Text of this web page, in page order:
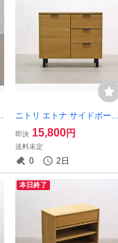
ニトリ エトナ サイドボード
収納 引き出し 本棚 飾り棚
ャビネット キッチン リビン
グ/北欧アクタス無印ウニコ
即決 15,800円
送料未定
0 2日
本日終了